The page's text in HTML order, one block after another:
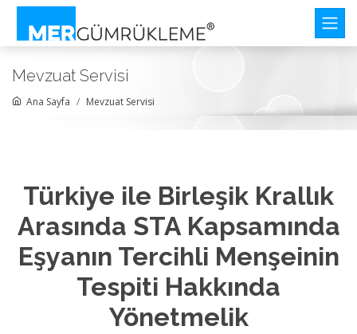
Mevzuat Servisi
Ana Sayfa Mevzuat Servisi
Türkiye ile Birleşik Krallık
Arasında STA Kapsamında
Eşyanın Tercihli Menşeinin
Tespiti Hakkında
Yönetmelik